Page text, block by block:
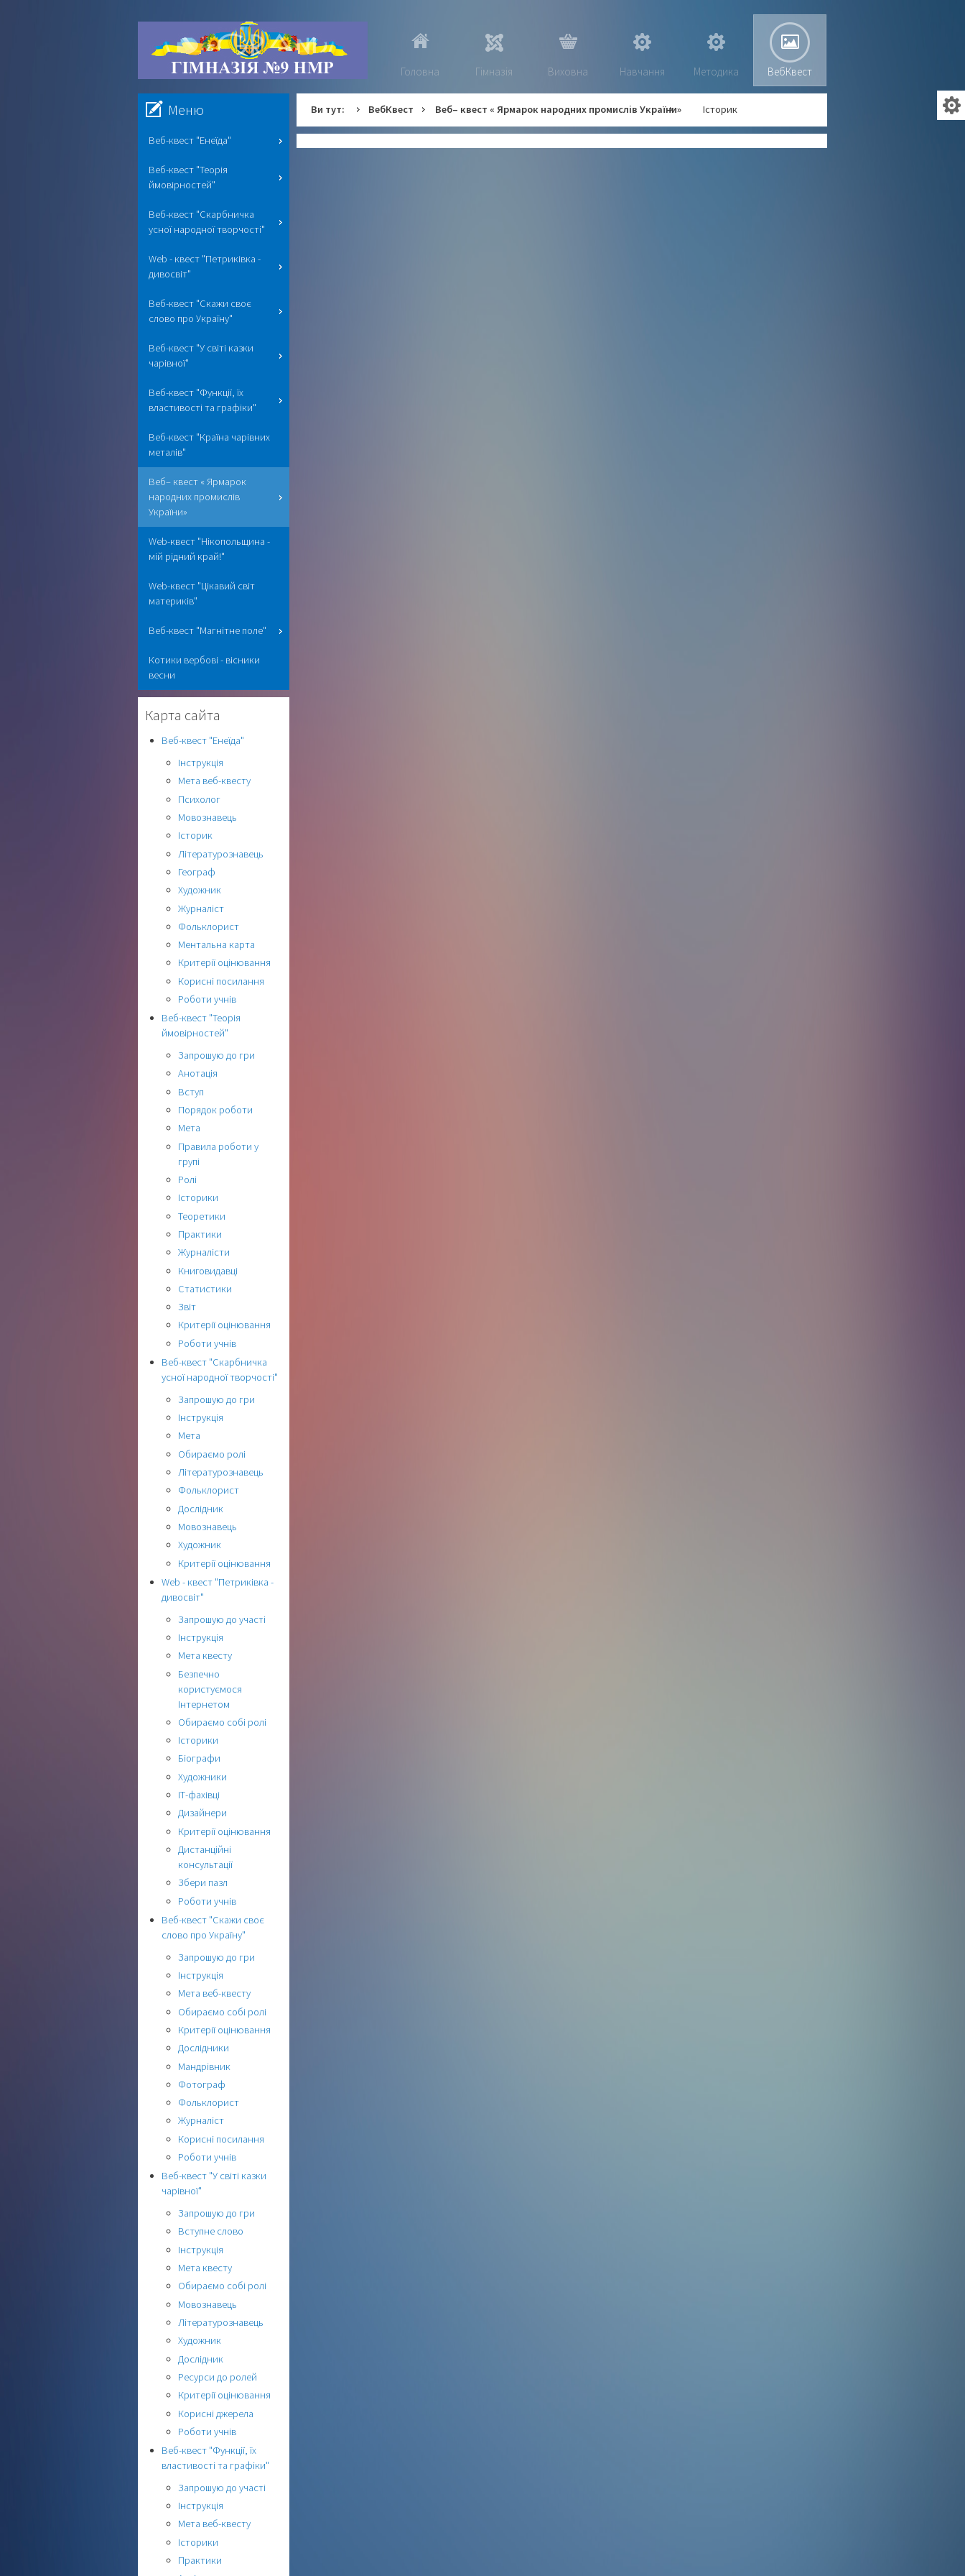
Головна Гімназія Виховна Навчання Методика ВебКвест
Ви тут: ВебКвест Веб– квест « Ярмарок народних промислів України» Історик
Меню
Веб-квест "Енеїда"
Веб-квест "Теорія
ймовірностей"
Веб-квест "Скарбничка
усної народної творчості"
Web - квест "Петриківка -
дивосвіт"
Веб-квест "Скажи своє
слово про Україну"
Веб-квест "У світі казки
чарівної"
Веб-квест "Функції, їх
властивості та графіки"
Веб-квест "Країна чарівних
металів"
Веб– квест « Ярмарок
народних промислів
України»
Web-квест "Нікопольщина -
мій рідний край!"
Web-квест "Цікавий світ
материків"
Веб-квест "Магнітне поле"
Котики вербові - вісники
весни
Карта сайта
Веб-квест "Енеїда"
Інструкція
Мета веб-квесту
Психолог
Мовознавець
Історик
Літературознавець
Географ
Художник
Журналіст
Фольклорист
Ментальна карта
Критерії оцінювання
Корисні посилання
Роботи учнів
Веб-квест "Теорія
ймовірностей"
Запрошую до гри
Анотація
Вступ
Порядок роботи
Мета
Правила роботи у
групі
Ролі
Історики
Теоретики
Практики
Журналісти
Книговидавці
Статистики
Звіт
Критерії оцінювання
Роботи учнів
Веб-квест "Скарбничка
усної народної творчості"
Запрошую до гри
Інструкція
Мета
Обираємо ролі
Літературознавець
Фольклорист
Дослідник
Мовознавець
Художник
Критерії оцінювання
Web - квест "Петриківка -
дивосвіт"
Запрошую до участі
Інструкція
Мета квесту
Безпечно
користуємося
Інтернетом
Обираємо собі ролі
Історики
Біографи
Художники
ІТ-фахівці
Дизайнери
Критерії оцінювання
Дистанційні
консультації
Збери пазл
Роботи учнів
Веб-квест "Скажи своє
слово про Україну"
Запрошую до гри
Інструкція
Мета веб-квесту
Обираємо собі ролі
Критерії оцінювання
Дослідники
Мандрівник
Фотограф
Фольклорист
Журналіст
Корисні посилання
Роботи учнів
Веб-квест "У світі казки
чарівної"
Запрошую до гри
Вступне слово
Інструкція
Мета квесту
Обираємо собі ролі
Мовознавець
Літературознавець
Художник
Дослідник
Ресурси до ролей
Критерії оцінювання
Корисні джерела
Роботи учнів
Веб-квест "Функції, їх
властивості та графіки"
Запрошую до участі
Інструкція
Мета веб-квесту
Історики
Практики